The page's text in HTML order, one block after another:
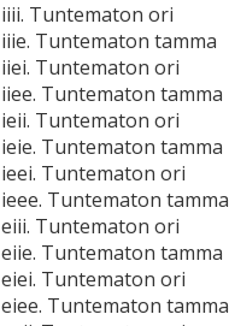
iiii. Tuntematon ori
iiie. Tuntematon tamma
iiei. Tuntematon ori
iiee. Tuntematon tamma
ieii. Tuntematon ori
ieie. Tuntematon tamma
ieei. Tuntematon ori
ieee. Tuntematon tamma
eiii. Tuntematon ori
eiie. Tuntematon tamma
eiei. Tuntematon ori
eiee. Tuntematon tamma